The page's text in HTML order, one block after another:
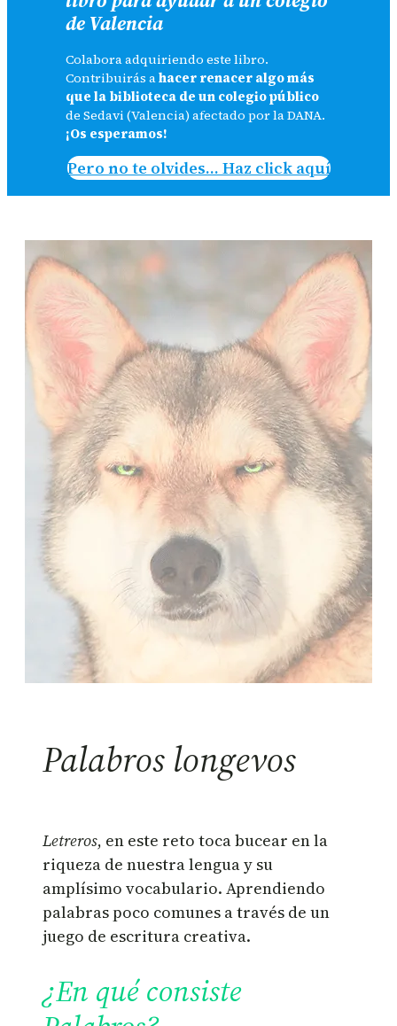
de Valencia
Colabora adquiriendo este libro.
Contribuirás ahacer renacer algo más
que la biblioteca de un colegio público
de Sedavi (Valencia) afectado por la DANA.
¡Os esperamos!
Pero no te olvides… Haz click aquí
Palabros longevos
Letreros, en este reto toca bucear en la
riqueza de nuestra lengua y su
amplísimo vocabulario. Aprendiendo
palabras poco comunes a través de un
juego de escritura creativa.
¿En qué consiste